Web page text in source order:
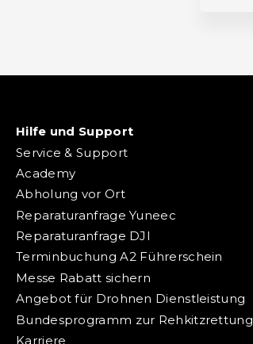
Hilfe und Support
Service & Support
Academy
Abholung vor Ort
Reparaturanfrage Yuneec
Reparaturanfrage DJI
Terminbuchung A2 Führerschein
Messe Rabatt sichern
Angebot für Drohnen Dienstleistung
Bundesprogramm zur Rehkitzrettung
Karriere